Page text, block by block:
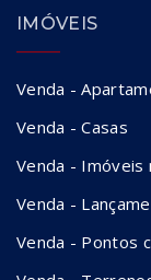
IMÓVEIS
Venda -
Venda - Casas
Venda - Imóveis
Venda -
Venda - Pontos